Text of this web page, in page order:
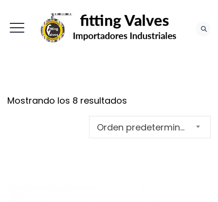
Mostrando los 8 resultados
Orden predeterminado